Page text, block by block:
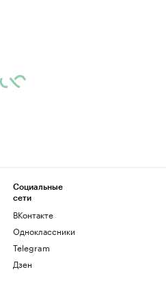
Социальные
сети
ВКонтакте
Одноклассники
Telegram
Дзен